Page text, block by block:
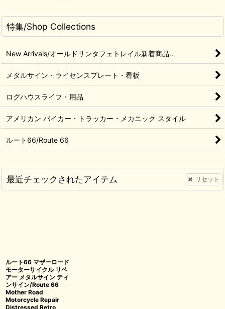
特集/Shop Collections
New Arrivals/オールドサンタフェトレイル新着商品..
メタルサイン・ライセンスプレート・看板
ログハウスライフ・用品
アメリカン バイカー・トラッカー・メカニック スタイル
ルート66/Route 66
最近チェックされたアイテム リセット
ルート66 マザーロード
モーターサイクル リペ
アー メタルサイン ティ
ンサイン/Route 66
Mother Road
Motorcycle Repair
Distressed Retro